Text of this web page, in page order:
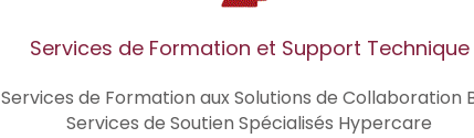
Services de Formation et Support Technique
Services de Formation aux Solutions de Collaboration
Services de Soutien Spécialisés Hypercare